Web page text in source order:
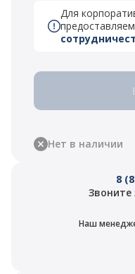
Для
Нет в наличии
8
Звоните
Наш